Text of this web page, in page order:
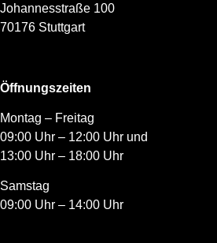
Johannesstraße 100
70176 Stuttgart
Öffnungszeiten
Montag – Freitag
09:00 Uhr – 12:00 Uhr und
13:00 Uhr – 18:00 Uhr
Samstag
09:00 Uhr – 14:00 Uhr